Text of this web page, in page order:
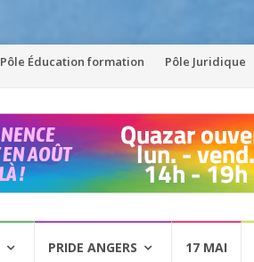
Pôle Éducation formation Pôle Juridique
PRIDE ANGERS 17 MAI